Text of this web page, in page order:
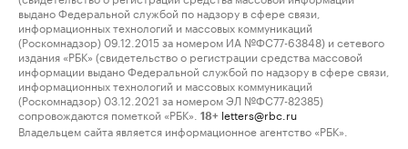
выдано Федеральной службой по надзору в сфере связи,
информационных технологий и массовых коммуникаций
(Роскомнадзор) 09.12.2015 за номером ИА №ФС77-63848) и сетевого
издания «РБК» (свидетельство о регистрации средства массовой
информации выдано Федеральной службой по надзору в сфере связи,
информационных технологий и массовых коммуникаций
(Роскомнадзор) 03.12.2021 за номером ЭЛ №ФС77-82385)
сопровождаются пометкой «РБК».
18+ letters@rbc.ru
Владельцем сайта является информационное агентство «РБК».